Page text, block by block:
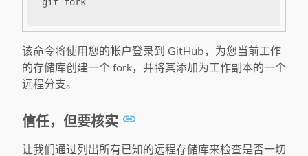
该命令将使用您的帐户登录到 GitHub，为您当前工作
的存储库创建一个 fork，并将其添加为工作副本的一个
远程分支。
信任，但要核实
让我们通过列出所有已知的远程存储库来检查是否一切